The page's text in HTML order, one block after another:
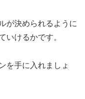
が決められるように
いけるかです。
を手に入れましょ